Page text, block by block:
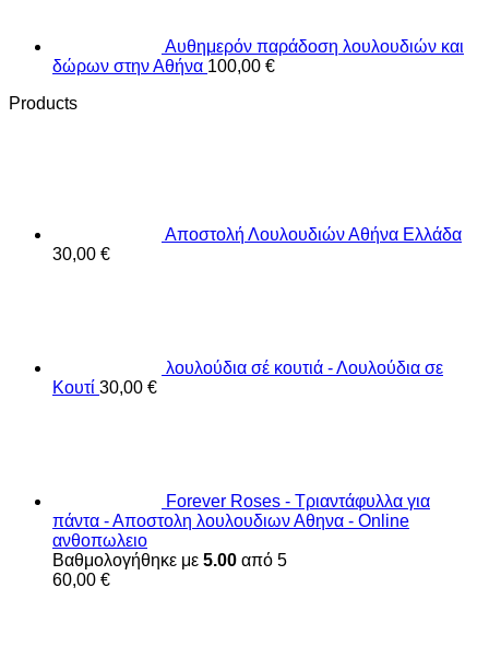
Αυθημερόν παράδοση λουλουδιών και
δώρων στην Αθήνα 100,00 €
Products
Αποστολή Λουλουδιών Αθήνα Ελλάδα
30,00 €
λουλούδια σέ κουτιά - Λουλούδια σε
Κουτί 30,00 €
Forever Roses - Τριαντάφυλλα για
πάντα - Αποστολη λουλουδιων Αθηνα - Online
ανθοπωλειο
Βαθμολογήθηκε με 5.00 από 5
60,00 €